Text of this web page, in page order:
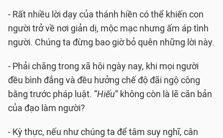
- Rất nhiều lời dạy của thánh hiền có thể khiến con
người trở về nơi giản dị, mộc mạc nhưng ấm áp tình
người. Chúng ta đừng bao giờ bỏ quên những lời này.
- Phải chăng trong xã hội ngày nay, khi mọi người
đều bình đẳng và đều hưởng chế độ đãi ngộ công
bằng trước pháp luật. “Hiếu” không còn là lẽ căn bản
của đạo làm người?
- Kỳ thực, nếu như chúng ta để tâm suy nghĩ, cân